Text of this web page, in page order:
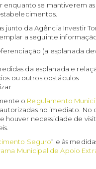
enquanto se mantiverem
junto da Agência Investir
a seguinte
(a esplanada
da esplanada e
ou outros obstáculos
o Regulamento
no imediato. No
houver necessidade de
Seguro” e às
Municipal de Apoio